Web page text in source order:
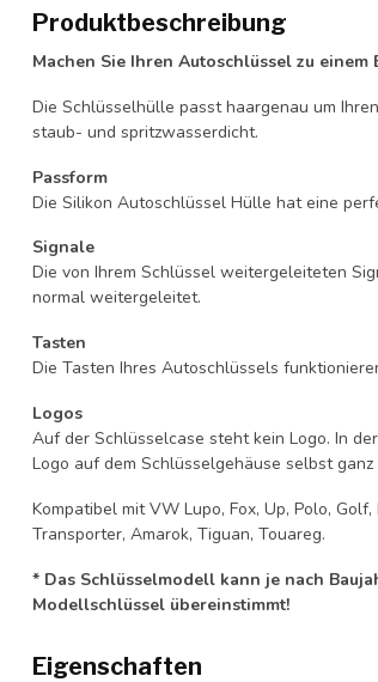
Produktbeschreibung
Machen Sie Ihren Autoschlüssel zu einem
Die Schlüsselhülle passt haargenau um
staub- und spritzwasserdicht.
Passform
Die Silikon Autoschlüssel Hülle hat eine
Signale
Die von Ihrem Schlüssel weitergeleiteten
normal weitergeleitet.
Tasten
Die Tasten Ihres Autoschlüssels
Logos
Auf der Schlüsselcase steht kein Logo. In
Logo auf dem Schlüsselgehäuse selbst
Kompatibel mit VW Lupo, Fox, Up, Polo,
Transporter, Amarok, Tiguan, Touareg.
* Das Schlüsselmodell kann je nach
Modellschlüssel übereinstimmt!
Eigenschaften